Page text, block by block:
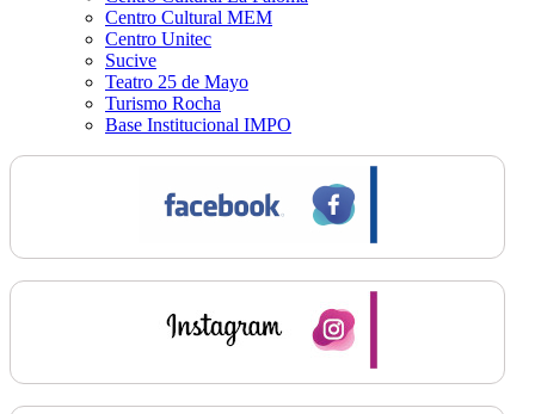
Centro Cultural MEM
Centro Unitec
Sucive
Teatro 25 de Mayo
Turismo Rocha
Base Institucional IMPO